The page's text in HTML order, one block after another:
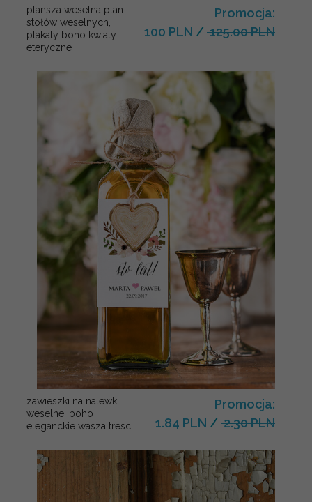
plansza weselna plan
stołów weselnych,
plakaty boho kwiaty
eteryczne
Promocja:
100 PLN / 125.00 PLN
zawieszki na nalewki
weselne, boho
eleganckie wasza tresc
Promocja:
1.84 PLN / 2.30 PLN